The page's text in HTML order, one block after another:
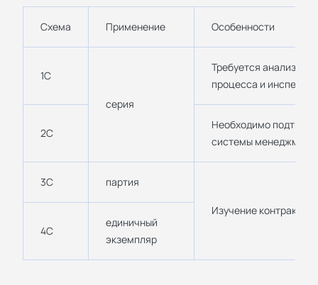
Схема Применение Особенности
1С
серия
Требуется анализ
процесса и
2С
Необходимо
системы
3С партия
Изучение контракта
4С
единичный
экземпляр